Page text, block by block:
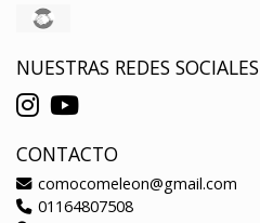
NUESTRAS REDES SOCIALES
CONTACTO
comocomeleon@gmail.com
01164807508